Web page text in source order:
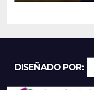
DISEÑADO POR: